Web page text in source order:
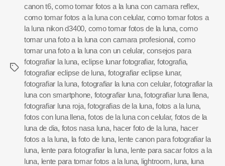
canon t6,como tomar fotos a la luna con camara reflex,
como tomar fotos a la luna con celular, como tomar fotos a
la luna nikon d3400, como tomar fotos de la luna,como
tomar una foto a la luna con camara profesional, como
tomar una foto a la luna con un celular, consejos para
fotografiar la luna, eclipse lunar fotografiar, fotografia,
fotografiar eclipse de luna, fotografiar eclipse lunar,
fotografiar la luna, fotografiar la luna con celular,fotografiar la
luna con smartphone, fotografiar luna,fotografiar luna llena,
fotografiar luna roja,fotografias de la luna,fotos a la luna,
fotos con luna llena,fotos de la luna con celular, fotos de la
luna de dia, fotos nasa luna, hacer foto de la luna, hacer
fotos a la luna, la foto de luna, lente canon para fotografiar la
luna, lente para fotografiar la luna, lente para sacar fotos a la
luna, lente para tomar fotos a la luna, lightroom, luna, luna